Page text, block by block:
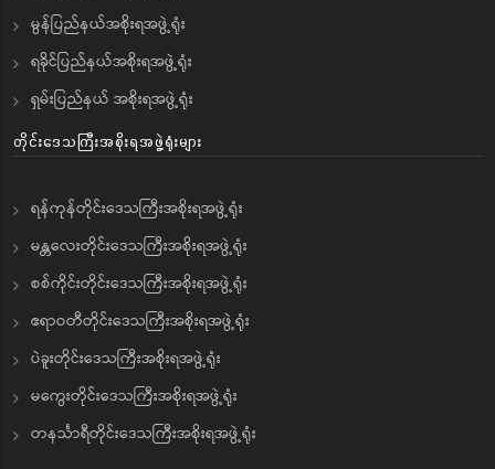
မွန်ပြည်နယ်အစိုးရအဖွဲ့ရုံး
ရခိုင်ပြည်နယ်အစိုးရအဖွဲ့ရုံး
ရှမ်းပြည်နယ် အစိုးရအဖွဲ့ရုံး
တိုင်းဒေသကြီးအစိုးရအဖွဲ့ရုံးများ
ရန်ကုန်တိုင်းဒေသကြီးအစိုးရအဖွဲ့ရုံး
မန္တလေးတိုင်းဒေသကြီးအစိုးရအဖွဲ့ရုံး
စစ်ကိုင်းတိုင်းဒေသကြီးအစိုးရအဖွဲ့ရုံး
ဧရာဝတီတိုင်းဒေသကြီးအစိုးရအဖွဲ့ရုံး
ပဲခူးတိုင်းဒေသကြီးအစိုးရအဖွဲ့ရုံး
မကွေးတိုင်းဒေသကြီးအစိုးရအဖွဲ့ရုံး
တနင်္သာရီတိုင်းဒေသကြီးအစိုးရအဖွဲ့ရုံး